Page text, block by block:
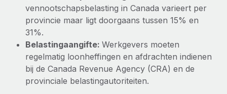
vennootschapsbelasting in Canada varieert per
provincie maar ligt doorgaans tussen 15% en
31%.
Belastingaangifte: Werkgevers moeten
regelmatig loonheffingen en afdrachten indienen
bij de Canada Revenue Agency (CRA) en de
provinciale belastingautoriteiten.